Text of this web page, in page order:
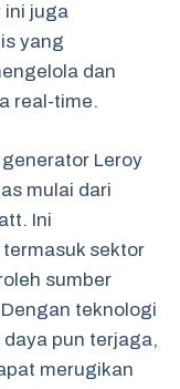
ini juga
yang
dan
real-time.
Leroy
mulai dari
Ini
sektor
sumber
teknologi
pun terjaga,
merugikan